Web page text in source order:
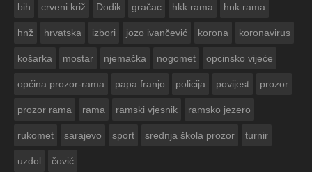
bih crveni križ Dodik gračac hkk rama hnk rama
hnž hrvatska izbori jozo ivančević korona koronavirus
košarka mostar njemačka nogomet opcinsko vijeće
općina prozor-rama papa franjo policija povijest prozor
prozor rama rama ramski vjesnik ramsko jezero
rukomet sarajevo sport srednja škola prozor turnir
uzdol čović